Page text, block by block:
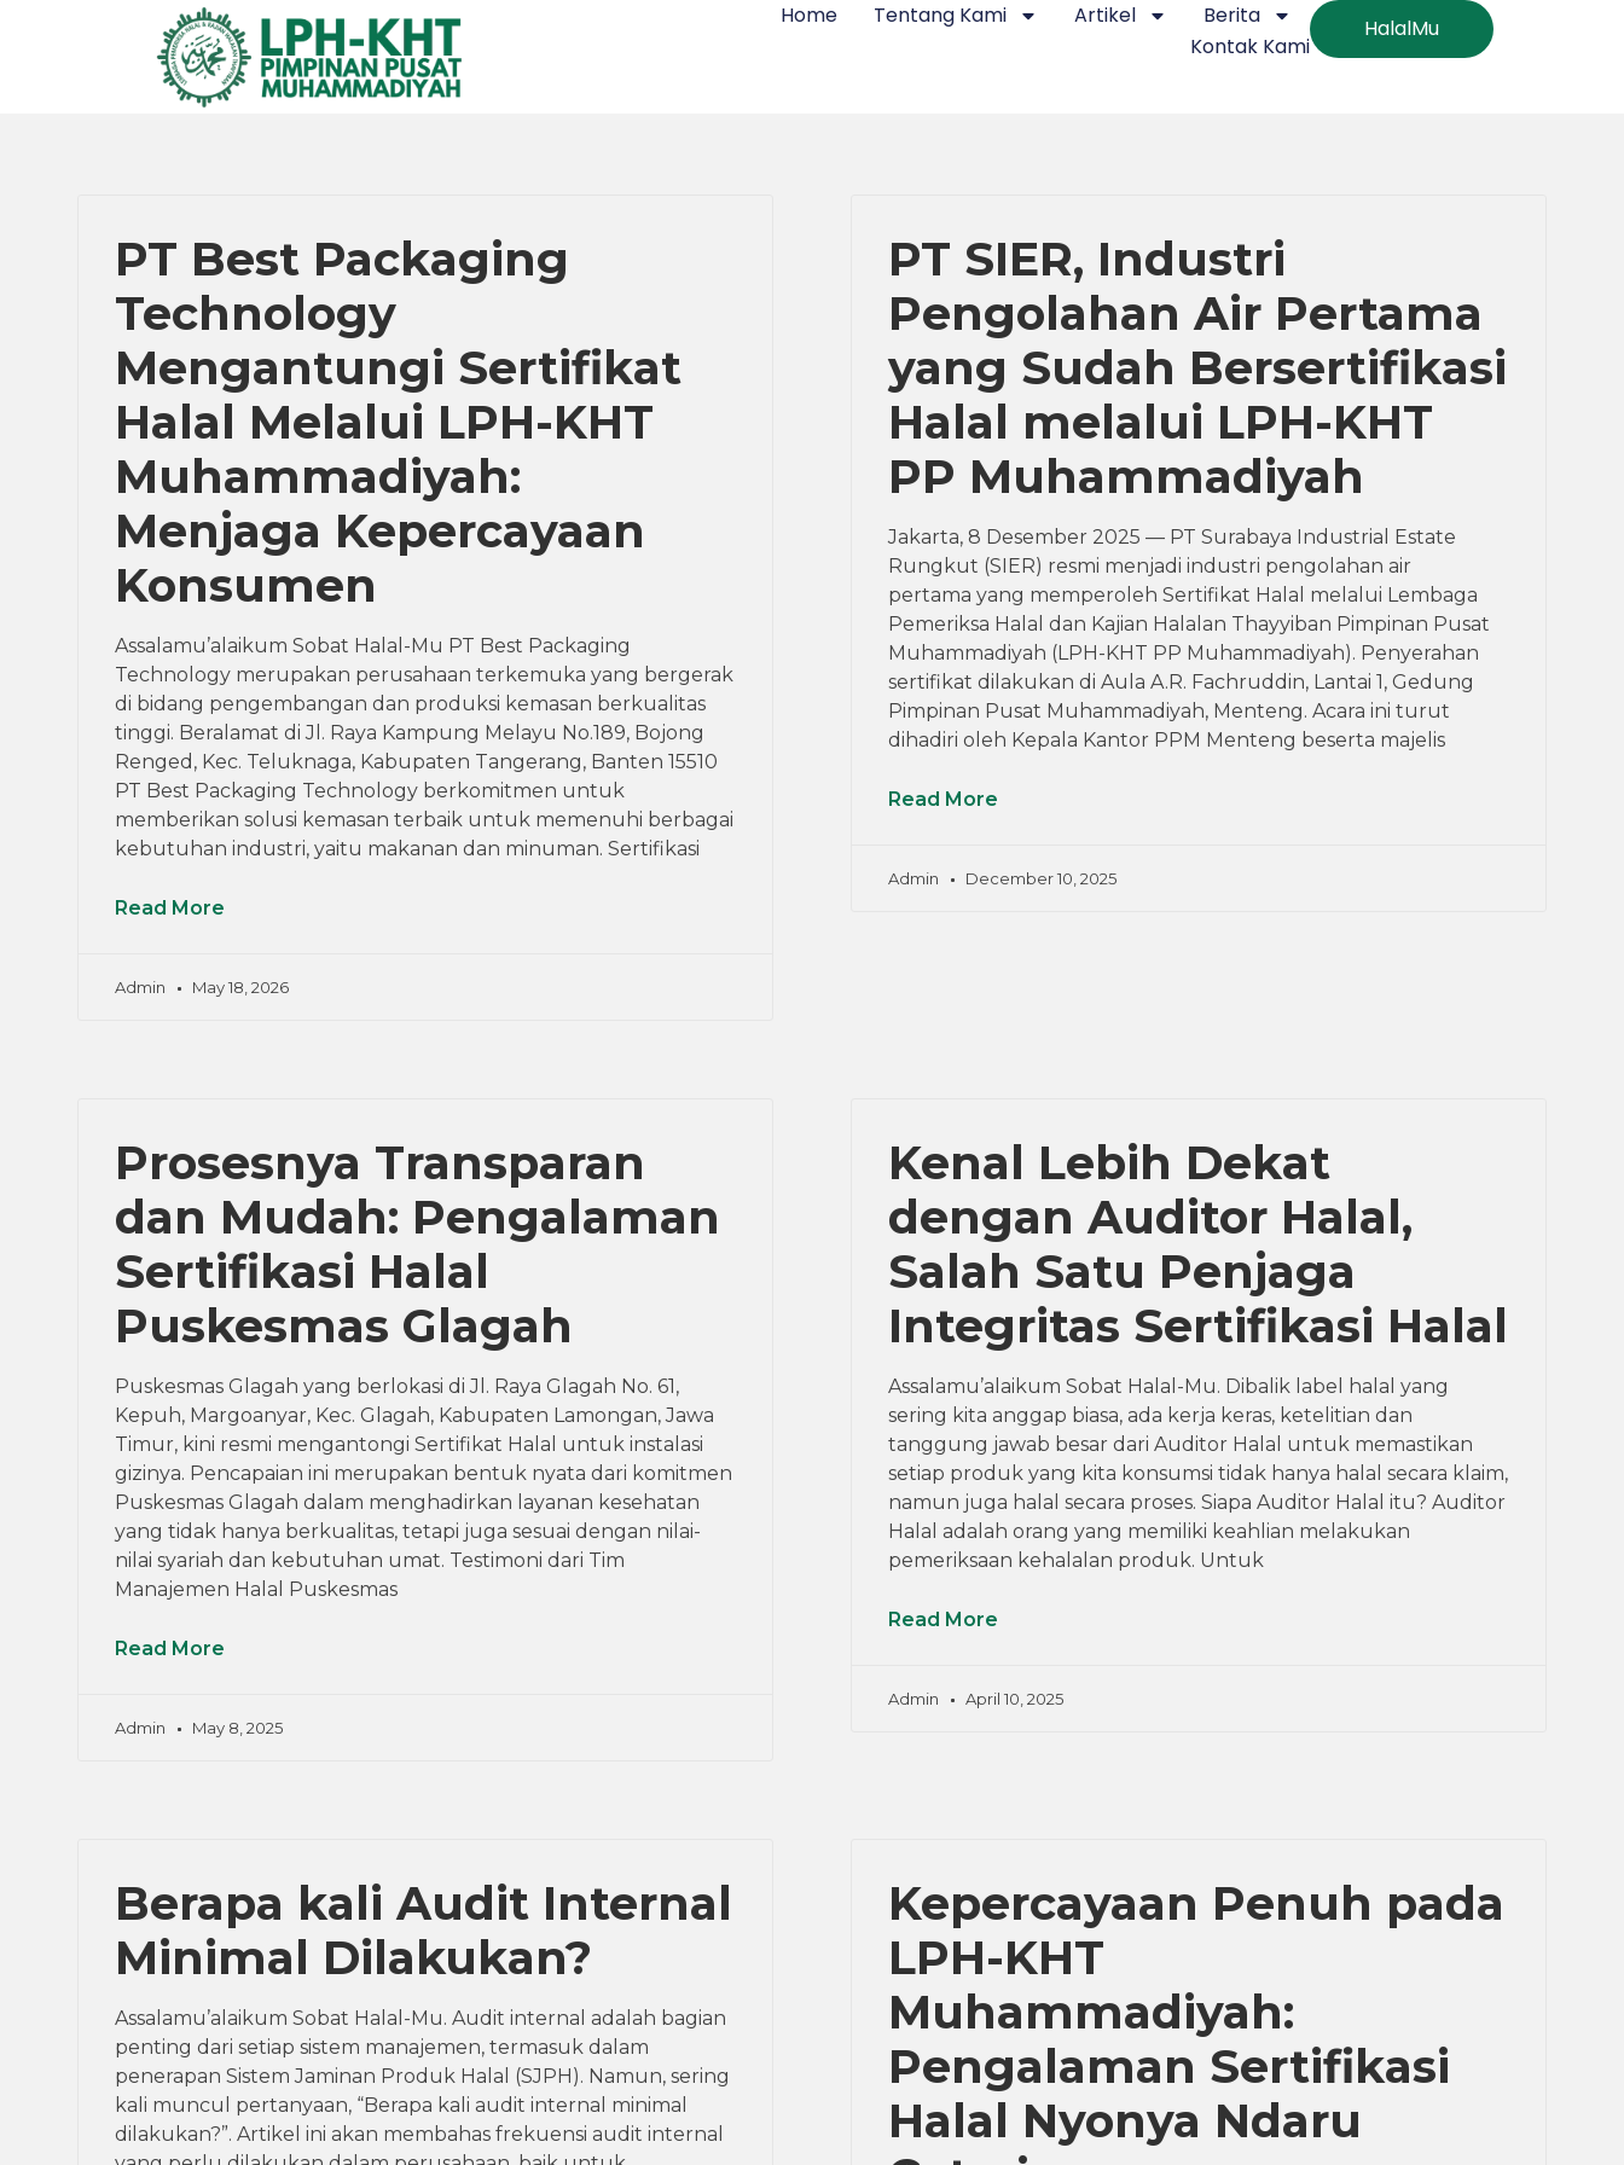
Home Tentang Kami Artikel
Berita
Kontak Kami
HalalMu
PT Best Packaging
Technology
Mengantungi Sertifikat
Halal Melalui LPH-KHT
Muhammadiyah:
Menjaga Kepercayaan
Konsumen
Assalamu’alaikum Sobat Halal-Mu PT Best Packaging
Technology merupakan perusahaan terkemuka yang bergerak
di bidang pengembangan dan produksi kemasan berkualitas
tinggi. Beralamat di Jl. Raya Kampung Melayu No.189, Bojong
Renged, Kec. Teluknaga, Kabupaten Tangerang, Banten 15510
PT Best Packaging Technology berkomitmen untuk
memberikan solusi kemasan terbaik untuk memenuhi berbagai
kebutuhan industri, yaitu makanan dan minuman. Sertifikasi
Read More
Admin May 18, 2026
PT SIER, Industri
Pengolahan Air Pertama
yang Sudah Bersertifikasi
Halal melalui LPH-KHT
PP Muhammadiyah
Jakarta, 8 Desember 2025 — PT Surabaya Industrial Estate
Rungkut (SIER) resmi menjadi industri pengolahan air
pertama yang memperoleh Sertifikat Halal melalui Lembaga
Pemeriksa Halal dan Kajian Halalan Thayyiban Pimpinan Pusat
Muhammadiyah (LPH-KHT PP Muhammadiyah). Penyerahan
sertifikat dilakukan di Aula A.R. Fachruddin, Lantai 1, Gedung
Pimpinan Pusat Muhammadiyah, Menteng. Acara ini turut
dihadiri oleh Kepala Kantor PPM Menteng beserta majelis
Read More
Admin December 10, 2025
Prosesnya Transparan
dan Mudah: Pengalaman
Sertifikasi Halal
Puskesmas Glagah
Puskesmas Glagah yang berlokasi di Jl. Raya Glagah No. 61,
Kepuh, Margoanyar, Kec. Glagah, Kabupaten Lamongan, Jawa
Timur, kini resmi mengantongi Sertifikat Halal untuk instalasi
gizinya. Pencapaian ini merupakan bentuk nyata dari komitmen
Puskesmas Glagah dalam menghadirkan layanan kesehatan
yang tidak hanya berkualitas, tetapi juga sesuai dengan nilai-
nilai syariah dan kebutuhan umat. Testimoni dari Tim
Manajemen Halal Puskesmas
Read More
Admin May 8, 2025
Kenal Lebih Dekat
dengan Auditor Halal,
Salah Satu Penjaga
Integritas Sertifikasi Halal
Assalamu’alaikum Sobat Halal-Mu. Dibalik label halal yang
sering kita anggap biasa, ada kerja keras, ketelitian dan
tanggung jawab besar dari Auditor Halal untuk memastikan
setiap produk yang kita konsumsi tidak hanya halal secara klaim,
namun juga halal secara proses. Siapa Auditor Halal itu? Auditor
Halal adalah orang yang memiliki keahlian melakukan
pemeriksaan kehalalan produk. Untuk
Read More
Admin April 10, 2025
Berapa kali Audit Internal
Minimal Dilakukan?
Assalamu’alaikum Sobat Halal-Mu. Audit internal adalah bagian
penting dari setiap sistem manajemen, termasuk dalam
penerapan Sistem Jaminan Produk Halal (SJPH). Namun, sering
kali muncul pertanyaan, “Berapa kali audit internal minimal
dilakukan?”. Artikel ini akan membahas frekuensi audit internal
Kepercayaan Penuh pada
LPH-KHT
Muhammadiyah:
Pengalaman Sertifikasi
Halal Nyonya Ndaru